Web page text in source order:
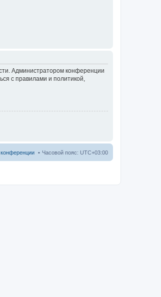
Администратором конференции
с правилами и политикой,
Часовой пояс: UTC+03:00